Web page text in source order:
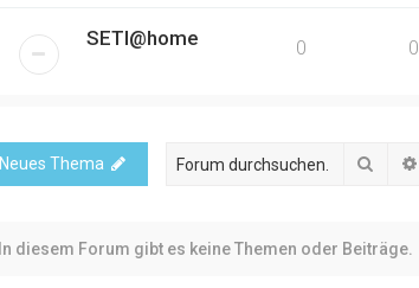
SETI@home 0 0
Neues Thema Suche
In diesem Forum gibt es keine Themen oder Beiträge.